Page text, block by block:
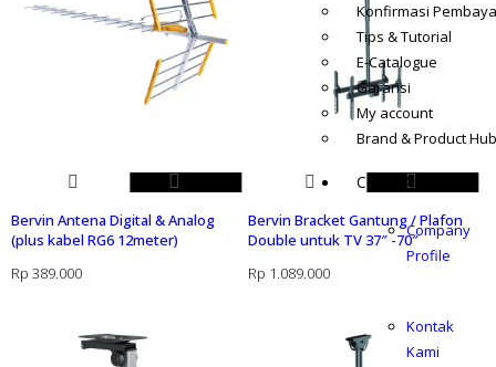
Konfirmasi
Tips & Tutorial
E-Catalogue
Garansi
My account
Brand & Product Hub
COMPANY
Company
Profile
Kontak
Kami
Bervin Antena Digital & Analog
(plus kabel RG6 12meter)
Rp 389.000
Bervin Bracket Gantung / Plafon
Double untuk TV 37″ -70″
Rp 1.089.000